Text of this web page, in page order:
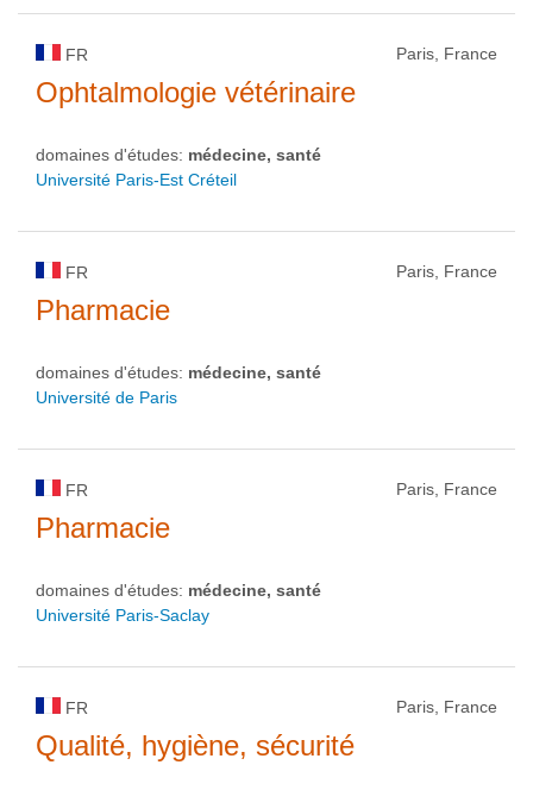
FR Paris, France
Ophtalmologie vétérinaire
domaines d'études: médecine, santé
Université Paris-Est Créteil
FR Paris, France
Pharmacie
domaines d'études: médecine, santé
Université de Paris
FR Paris, France
Pharmacie
domaines d'études: médecine, santé
Université Paris-Saclay
FR Paris, France
Qualité, hygiène, sécurité